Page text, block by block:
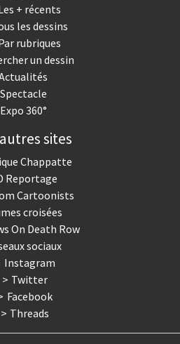
Terrorisme
Un monde de foot
+ récents
les dessins
rubriques
un dessin
Spectacle
Expo 360°
sites
Chappatte
Reportage
Cartoonists
croisées
On Death Row
sociaux
Instagram
Twitter
Facebook
Threads